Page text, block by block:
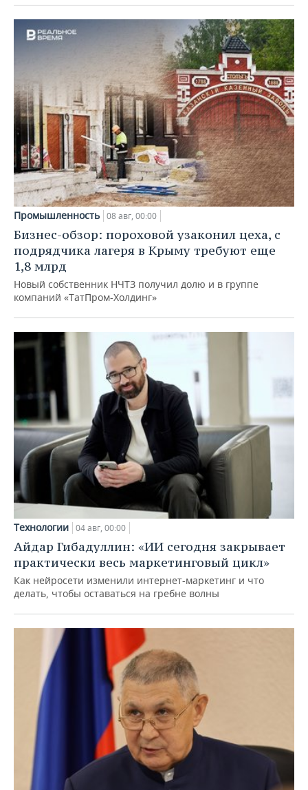
Промышленность 08 авг, 00:00
Бизнес-обзор: пороховой узаконил цеха, с
подрядчика лагеря в Крыму требуют еще
1,8 млрд
Новый собственник НЧТЗ получил долю и в группе
компаний «ТатПром-Холдинг»
Технологии 04 авг, 00:00
Айдар Гибадуллин: «ИИ сегодня закрывает
практически весь маркетинговый цикл»
Как нейросети изменили интернет-маркетинг и что
делать, чтобы оставаться на гребне волны